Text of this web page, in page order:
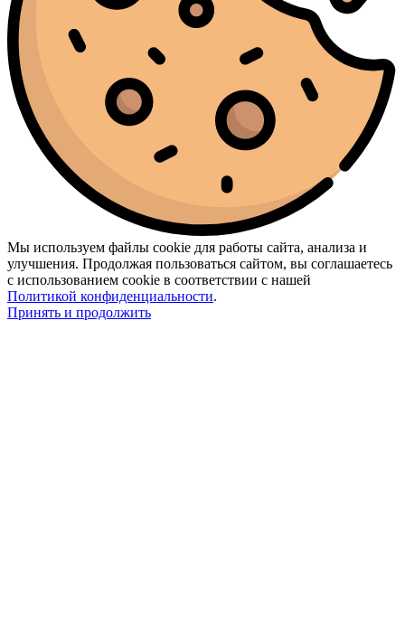
Мы используем файлы cookie для работы сайта, анализа и
улучшения. Продолжая пользоваться сайтом, вы соглашаетесь
с использованием cookie в соответствии с нашей
Политикой конфиденциальности.
Принять и продолжить